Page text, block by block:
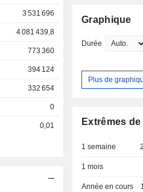
3 531 696
4 081 439,8
773 360
394 124
332 654
0
0,01
Graphique
Durée
Plus de
Extrêmes
1 semaine
1 mois
Année en cours